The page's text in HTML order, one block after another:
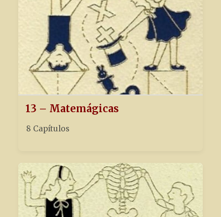
13 – Matemágicas
8 Capítulos